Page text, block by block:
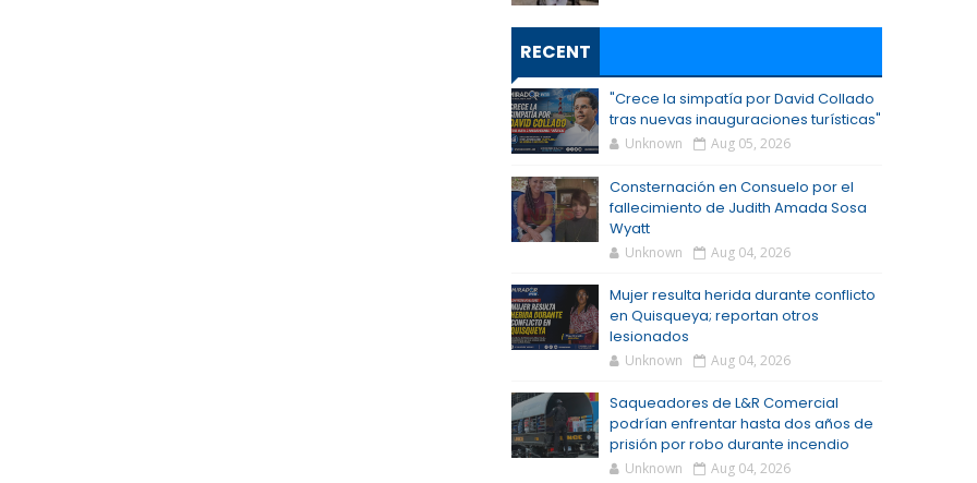
RECENT
"Crece la simpatía por David Collado
tras nuevas inauguraciones turísticas"
Unknown Aug 05, 2026
Consternación en Consuelo por el
fallecimiento de Judith Amada Sosa
Wyatt
Unknown Aug 04, 2026
Mujer resulta herida durante conflicto
en Quisqueya; reportan otros
lesionados
Unknown Aug 04, 2026
Saqueadores de L&R Comercial
podrían enfrentar hasta dos años de
prisión por robo durante incendio
Unknown Aug 04, 2026